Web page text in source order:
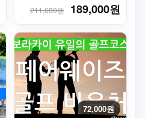
211,680원 189,000원
72,000원